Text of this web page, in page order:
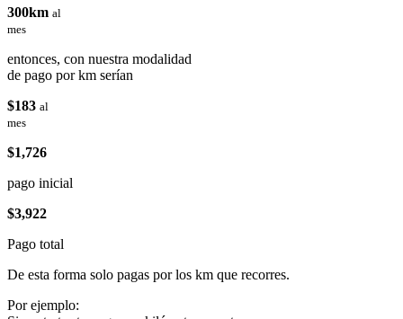
300km al
mes
entonces, con nuestra modalidad
de pago por km serían
$183 al
mes
$1,726
pago inicial
$3,922
Pago total
De esta forma solo pagas por los km que recorres.
Por ejemplo: